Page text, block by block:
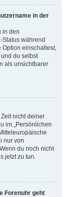
in der
in den
Status während
Option einschaltest,
du selbst
als unsichtbarer
nicht deiner
im „Persönlichen
nur von
du noch nicht
jetzt zu tun.
Forenuhr geht